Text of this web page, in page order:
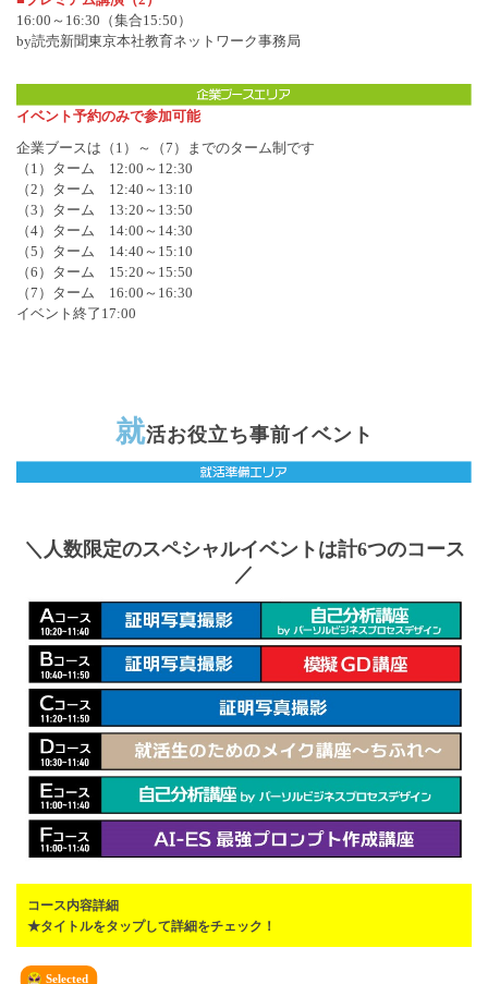
16:00～16:30（集合15:50）
by読売新聞東京本社教育ネットワーク事務局
イベント予約のみで参加可能
企業ブースは（1）～（7）までのターム制です
（1）ターム 12:00～12:30
（2）ターム 12:40～13:10
（3）ターム 13:20～13:50
（4）ターム 14:00～14:30
（5）ターム 14:40～15:10
（6）ターム 15:20～15:50
（7）ターム 16:00～16:30
イベント終了17:00
就活お役立ち事前イベント
＼人数限定のスペシャルイベントは計6つのコース
／
コース内容詳細
★タイトルをタップして詳細をチェック！